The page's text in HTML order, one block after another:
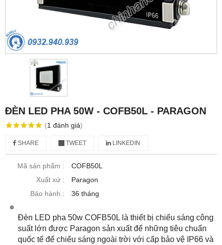
ĐÈN LED PHA 50W - COFB50L - PARAGON
(1 đánh giá)
SHARE TWEET LINKEDIN
Mã sản phẩm :
COFB50L
Xuất xứ :
Paragon
Bảo hành :
36 tháng
Đèn LED pha 50w COFB50L là thiết bị chiếu sáng công
suất lớn được Paragon sản xuất để những tiêu chuẩn
quốc tế để chiếu sáng ngoài trời với cấp bảo vệ IP66 và